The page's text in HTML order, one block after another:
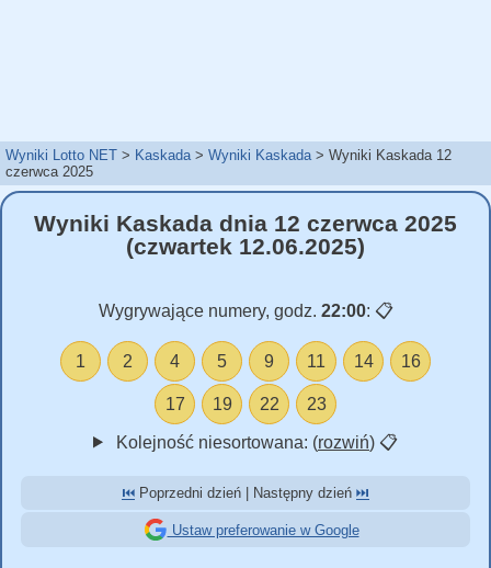
Wyniki Lotto NET Kaskada Wyniki Kaskada
Wyniki Kaskada 12
czerwca 2025
Wyniki Kaskada dnia 12 czerwca 2025
(czwartek 12.06.2025)
Wygrywające numery, godz. 22:00: 📋
1 2 4 5 9 11 14 16
17 19 22 23
Kolejność niesortowana: (rozwiń) 📋
⏮️ Poprzedni dzień | Następny dzień ⏭️
Ustaw preferowanie w Google